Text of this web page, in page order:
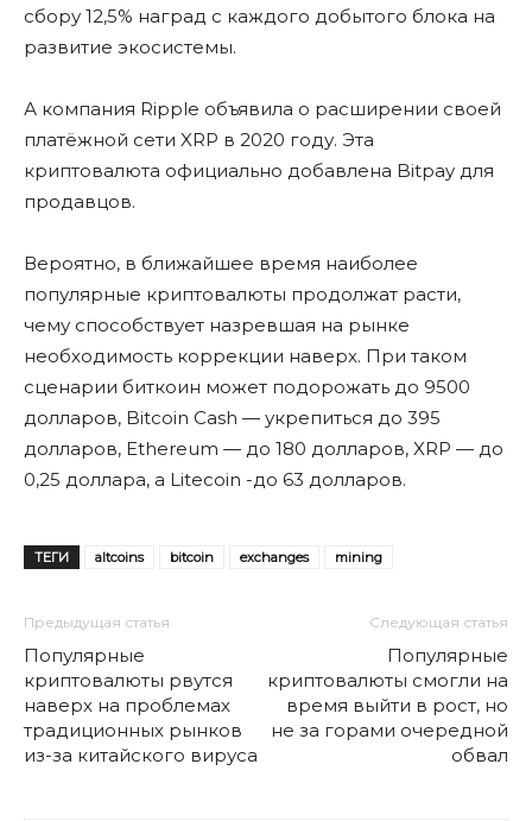
сбору 12,5% наград с каждого добытого блока на
развитие экосистемы.
А компания Ripple объявила о расширении своей
платёжной сети XRP в 2020 году. Эта
криптовалюта официально добавлена Bitpay для
продавцов.
Вероятно, в ближайшее время наиболее
популярные криптовалюты продолжат расти,
чему способствует назревшая на рынке
необходимость коррекции наверх. При таком
сценарии биткоин может подорожать до 9500
долларов, Bitcoin Cash — укрепиться до 395
долларов, Ethereum — до 180 долларов, XRP — до
0,25 доллара, а Litecoin -до 63 долларов.
ТЕГИ altcoins bitcoin exchanges mining
Предыдущая статья
Популярные
криптовалюты рвутся
наверх на проблемах
традиционных рынков
из-за китайского вируса
Следующая статья
Популярные
криптовалюты смогли на
время выйти в рост, но
не за горами очередной
обвал